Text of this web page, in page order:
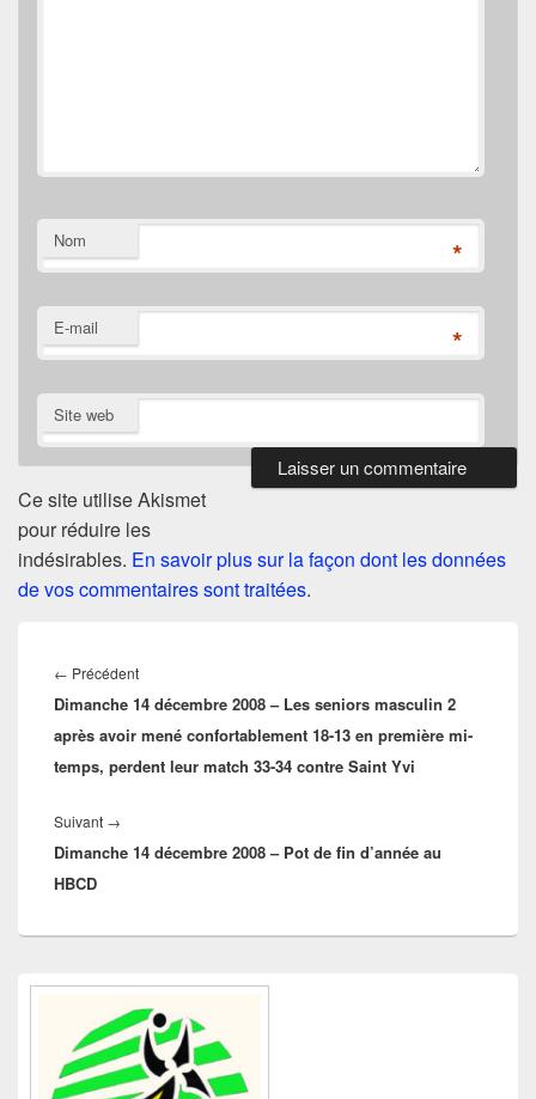
Nom *
E-mail *
Site web
Ce site utilise Akismet
pour réduire les
indésirables. En savoir plus sur la façon dont les données
de vos commentaires sont traitées.
de
l’article
← PrécédentArticle
précédent :
Dimanche 14 décembre 2008 – Les seniors masculin 2
après avoir mené confortablement 18-13 en première mi-
temps, perdent leur match 33-34 contre Saint Yvi
Suivant →
suivant :
Dimanche 14 décembre 2008 – Pot de fin d’année au
HBCD
Zone